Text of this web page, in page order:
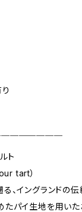
ト
tart）
、イングランドの
パイ生地を用いた